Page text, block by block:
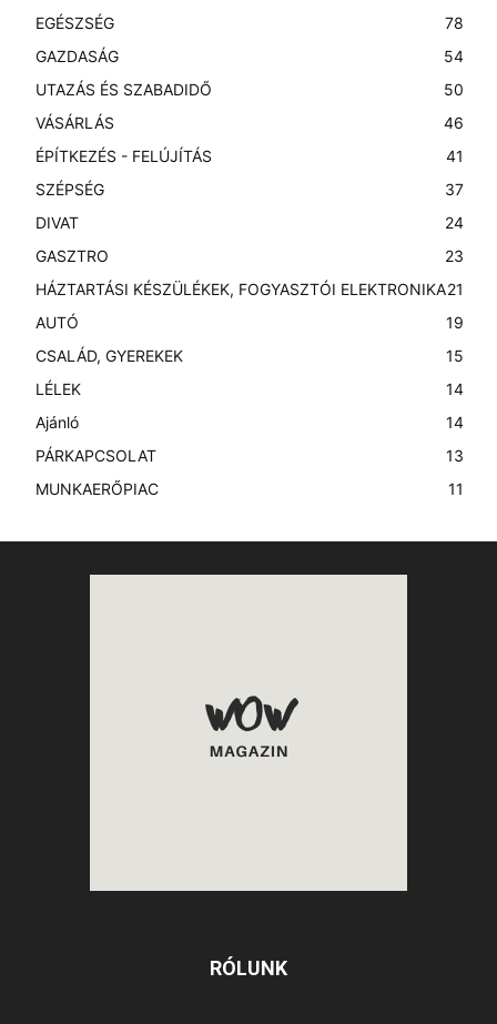
EGÉSZSÉG
78
GAZDASÁG
54
UTAZÁS ÉS SZABADIDŐ
50
VÁSÁRLÁS
46
ÉPÍTKEZÉS - FELÚJÍTÁS
41
SZÉPSÉG
37
DIVAT
24
GASZTRO
23
HÁZTARTÁSI KÉSZÜLÉKEK, FOGYASZTÓI ELEKTRONIKA21
AUTÓ
19
CSALÁD, GYEREKEK
15
LÉLEK
14
Ajánló
14
PÁRKAPCSOLAT
13
MUNKAERŐPIAC
11
RÓLUNK